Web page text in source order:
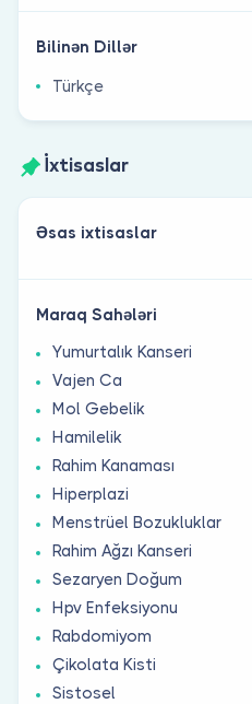
Bilinən Dillər
Türkçe
İxtisaslar
Əsas ixtisaslar
Maraq Sahələri
Yumurtalık Kanseri
Vajen Ca
Mol Gebelik
Hamilelik
Rahim Kanaması
Hiperplazi
Menstrüel Bozukluklar
Rahim Ağzı Kanseri
Sezaryen Doğum
Hpv Enfeksiyonu
Rabdomiyom
Çikolata Kisti
Sistosel